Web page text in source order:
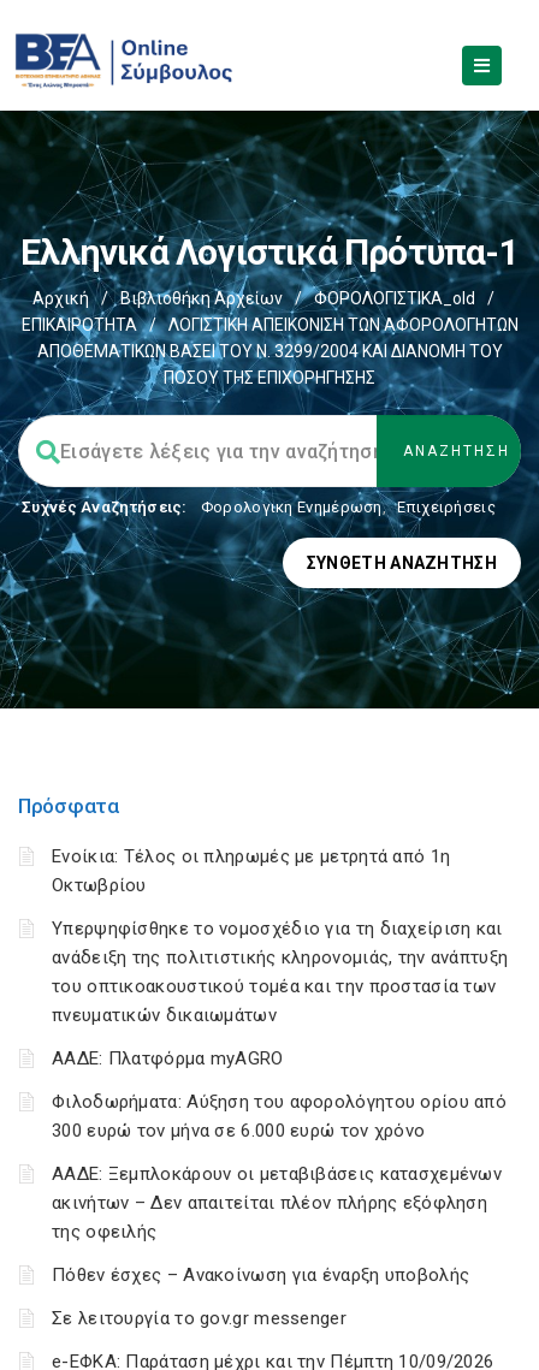
Ελληνικά Λογιστικά Πρότυπα-1
Αρχική / Βιβλιοθήκη Αρχείων / ΦΟΡΟΛΟΓΙΣΤΙΚΑ_old
/
ΕΠΙΚΑΙΡΟΤΗΤΑ
/
ΛΟΓΙΣΤΙΚΗ ΑΠΕΙΚΟΝΙΣΗ ΤΩΝ ΑΦΟΡΟΛΟΓΗΤΩΝ
ΑΠΟΘΕΜΑΤΙΚΩΝ ΒΑΣΕΙ ΤΟΥ N. 3299/2004 ΚΑΙ ΔΙΑΝΟΜΗ ΤΟΥ
ΠΟΣΟΥ ΤΗΣ ΕΠΙΧΟΡΗΓΗΣΗΣ
Συχνές Αναζητήσεις: Φορολογικη Ενημέρωση, Επιχειρήσεις
ΣΎΝΘΕΤΗ ΑΝΑΖΉΤΗΣΗ
Πρόσφατα
Ενοίκια: Τέλος οι πληρωμές με μετρητά από 1η
Οκτωβρίου
Υπερψηφίσθηκε το νομοσχέδιο για τη διαχείριση και
ανάδειξη της πολιτιστικής κληρονομιάς, την ανάπτυξη
του οπτικοακουστικού τομέα και την προστασία των
πνευματικών δικαιωμάτων
ΑΑΔΕ: Πλατφόρμα myAGRO
Φιλοδωρήματα: Αύξηση του αφορολόγητου ορίου από
300 ευρώ τον μήνα σε 6.000 ευρώ τον χρόνο
ΑΑΔΕ: Ξεμπλοκάρουν οι μεταβιβάσεις κατασχεμένων
ακινήτων – Δεν απαιτείται πλέον πλήρης εξόφληση
της οφειλής
Πόθεν έσχες – Ανακοίνωση για έναρξη υποβολής
Σε λειτουργία το gov.gr messenger
e-ΕΦΚΑ: Παράταση μέχρι και την Πέμπτη 10/09/2026